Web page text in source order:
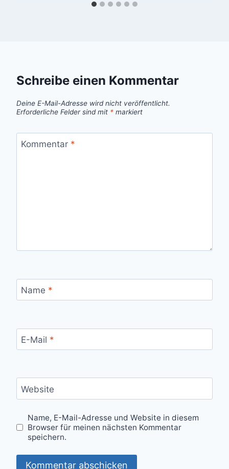
Schreibe einen Kommentar
Deine E-Mail-Adresse wird nicht veröffentlicht.
Erforderliche Felder sind mit * markiert
Kommentar *
Name *
E-Mail *
Website
Name, E-Mail-Adresse und Website in diesem
Browser für meinen nächsten Kommentar
speichern.